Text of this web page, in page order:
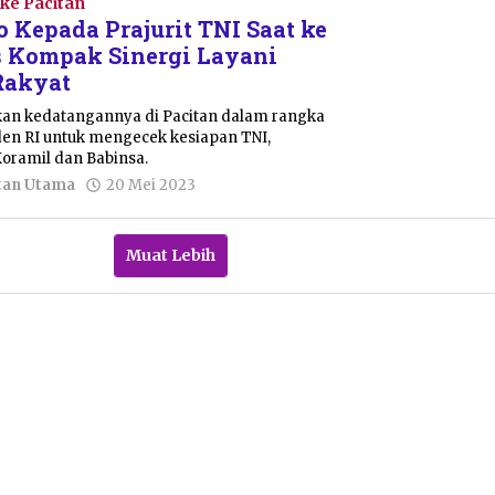
Kepada Prajurit TNI Saat ke
Kompak Sinergi Layani
kedatangannya di Pacitan dalam rangka
RI untuk mengecek kesiapan TNI,
dan Babinsa.
Utama
20 Mei 2023
Shalahuddin
Muat Lebih